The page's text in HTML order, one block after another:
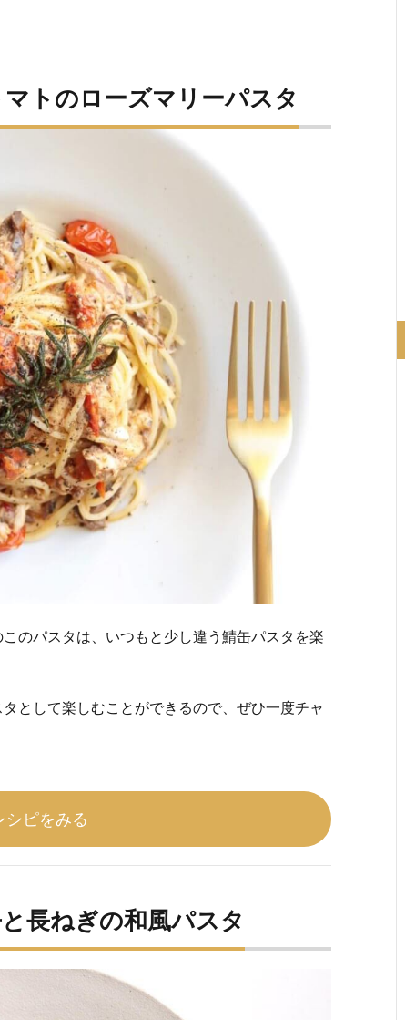
トのローズマリーパスタ
のパスタは、いつもと少し違う鯖缶パスタを楽
として楽しむことができるので、ぜひ一度チャ
シピをみる
長ねぎの和風パスタ